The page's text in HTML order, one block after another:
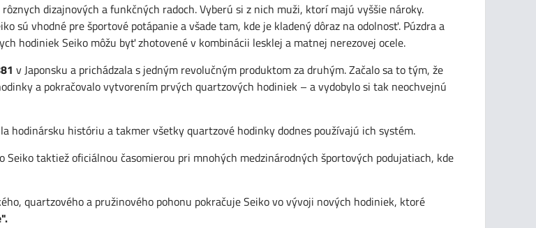
dizajnových a funkčných radoch. Vyberú si z nich muži, ktorí majú vyššie nároky.
sú vhodné pre športové potápanie a všade tam, kde je kladený dôraz na odolnosť. Púzdra a
hodiniek Seiko môžu byť zhotovené v kombinácii lesklej a matnej nerezovej ocele.
v Japonsku a prichádzala s jedným revolučným produktom za druhým. Začalo sa to tým, že
a pokračovalo vytvorením prvých quartzových hodiniek – a vydobylo si tak neochvejnú
hodinársku históriu a takmer všetky quartzové hodinky dodnes používajú ich systém.
Seiko taktiež oficiálnou časomierou pri mnohých medzinárodných športových podujatiach, kde
quartzového a pružinového pohonu pokračuje Seiko vo vývoji nových hodiniek, ktoré